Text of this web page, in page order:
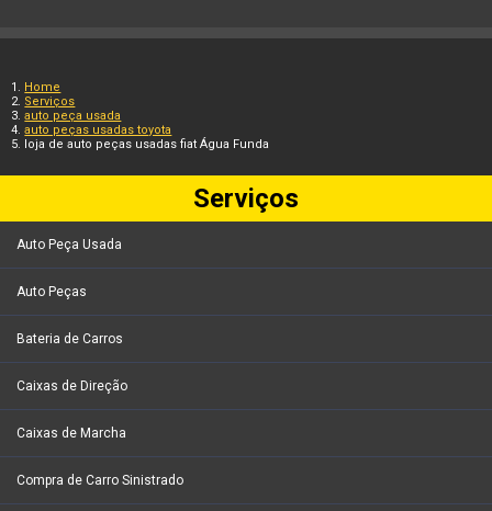
Home
Serviços
auto peça usada
auto peças usadas toyota
loja de auto peças usadas fiat Água Funda
Serviços
Auto Peça Usada
Auto Peças
Bateria de Carros
Caixas de Direção
Caixas de Marcha
Compra de Carro Sinistrado